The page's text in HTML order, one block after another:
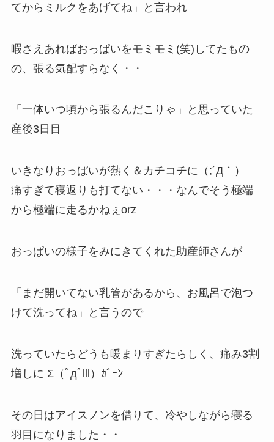
てからミルクをあげてね」と言われ
暇さえあればおっぱいをモミモミ(笑)してたもの
の、張る気配すらなく・・
「一体いつ頃から張るんだこりゃ」と思っていた
産後3日目
いきなりおっぱいが熱く＆カチコチに（;´Д｀）
痛すぎて寝返りも打てない・・・なんでそう極端
から極端に走るかねぇorz
おっぱいの様子をみにきてくれた助産師さんが
「まだ開いてない乳管があるから、お風呂で泡つ
けて洗ってね」と言うので
洗っていたらどうも暖まりすぎたらしく、痛み3割
増しに Σ（ﾟдﾟlll）ｶﾞｰﾝ
その日はアイスノンを借りて、冷やしながら寝る
羽目になりました・・